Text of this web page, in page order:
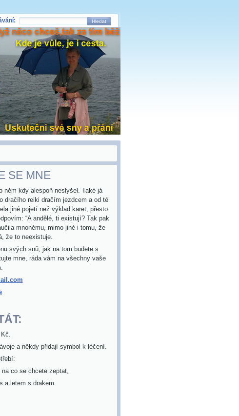
SE MNE
něm kdy alespoň neslyšel. Také já
reiki dračím jezdcem a od té
jiné pojetí než výklad karet, přesto
“A andělé, ti existují? Tak pak
mnohému, mimo jiné i tomu, že
že to neexistuje.
svých snů, jak na tom budete s
mne, ráda vám na všechny vaše
a někdy přidají symbol k léčení.
co se chcete zeptat,
a letem s drakem.
Hledat